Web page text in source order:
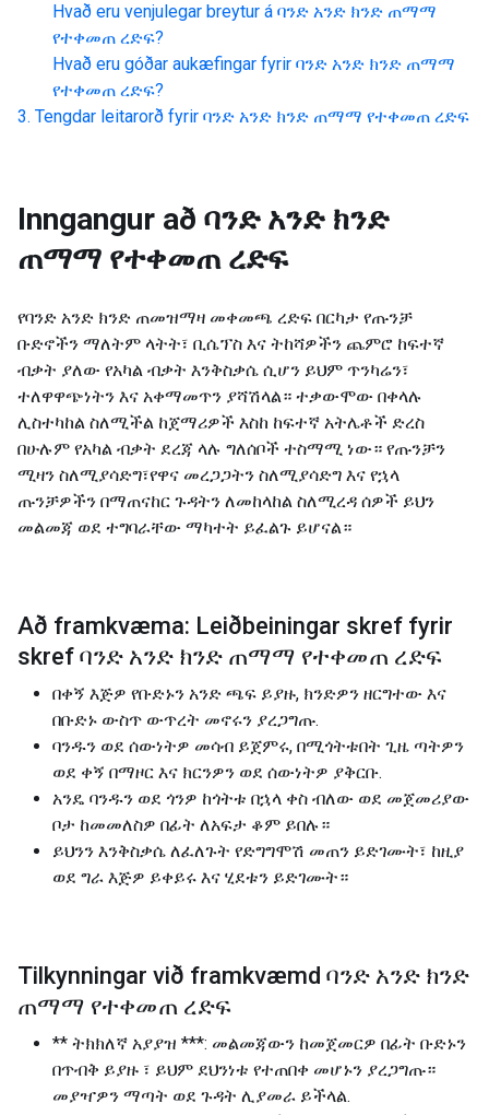
Hvað eru venjulegar breytur á ባንድ አንድ ክንድ ጠማማ
የተቀመጠ ረድፍ?
Hvað eru góðar aukæfingar fyrir ባንድ አንድ ክንድ ጠማማ
የተቀመጠ ረድፍ?
Tengdar leitarorð fyrir ባንድ አንድ ክንድ ጠማማ የተቀመጠ ረድፍ
Inngangur að ባንድ አንድ ክንድ
ጠማማ የተቀመጠ ረድፍ
የባንድ አንድ ክንድ ጠመዝማዛ መቀመጫ ረድፍ በርካታ የጡንቻ
ቡድኖችን ማለትም ላትት፣ ቢሴፕስ እና ትከሻዎችን ጨምሮ ከፍተኛ
ብቃት ያለው የአካል ብቃት እንቅስቃሴ ሲሆን ይህም ጥንካሬን፣
ተለዋዋጭነትን እና አቀማመጥን ያሻሽላል። ተቃውሞው በቀላሉ
ሊስተካከል ስለሚችል ከጀማሪዎች እስከ ከፍተኛ አትሌቶች ድረስ
በሁሉም የአካል ብቃት ደረጃ ላሉ ግለሰቦች ተስማሚ ነው። የጡንቻን
ሚዛን ስለሚያሳድግ፣የዋና መረጋጋትን ስለሚያሳድግ እና የኋላ
ጡንቻዎችን በማጠናከር ጉዳትን ለመከላከል ስለሚረዳ ሰዎች ይህን
መልመጃ ወደ ተግባራቸው ማካተት ይፈልጉ ይሆናል።
Að framkvæma: Leiðbeiningar skref fyrir
skref ባንድ አንድ ክንድ ጠማማ የተቀመጠ ረድፍ
በቀኝ እጅዎ የቡድኑን አንድ ጫፍ ይያዙ, ክንድዎን ዘርግተው እና
በቡድኑ ውስጥ ውጥረት መኖሩን ያረጋግጡ.
ባንዱን ወደ ሰውነትዎ መሳብ ይጀምሩ, በሚጎትቱበት ጊዜ ጣትዎን
ወደ ቀኝ በማዞር እና ክርንዎን ወደ ሰውነትዎ ያቅርቡ.
አንዴ ባንዱን ወደ ጎንዎ ከጎትቱ በኋላ ቀስ ብለው ወደ መጀመሪያው
ቦታ ከመመለስዎ በፊት ለአፍታ ቆም ይበሉ።
ይህንን እንቅስቃሴ ለፈለጉት የድግግሞሽ መጠን ይድገሙት፣ ከዚያ
ወደ ግራ እጅዎ ይቀይሩ እና ሂደቱን ይድገሙት።
Tilkynningar við framkvæmd ባንድ አንድ ክንድ
ጠማማ የተቀመጠ ረድፍ
** ትክክለኛ አያያዝ ***: መልመጃውን ከመጀመርዎ በፊት ቡድኑን
በጥብቅ ይያዙ ፣ ይህም ደህንነቱ የተጠበቀ መሆኑን ያረጋግጡ።
መያዣዎን ማጣት ወደ ጉዳት ሊያመራ ይችላል.